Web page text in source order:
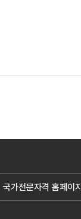
국가전문자격 홈페이지